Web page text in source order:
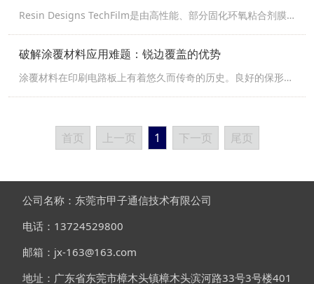
CB 的设计、用料和组装。例如，手工刷PCB涂层材料是一个缓
慢、繁琐的过程；但对于小批量应用来说，还是相当适用的。
无论选择哪种方法，都可能发生基本的应用错误，导致涂层...
Resin Designs TechFilm是由高性能、部分固化环氧粘合剂膜
组成的产品线。这些特殊薄膜粘合剂旨在替代双组分液体环氧树
脂。Techfilm的优势包括干净、精确的粘接厚度和边界、高低温
粘合剂涂层？让我们回顾一下TechFilm粘合剂的独特优势，并
讨论如何最好地实施其独特的应用工艺。 什么是薄膜基粘合
破解涂覆材料应用难题：锐边覆盖的优势
涂覆材料在印刷电路板上有着悠久而传奇的历史。良好的保形涂
层可以保护 PCB 组件免受潮湿、腐蚀、污染物以及其他因素
有一种适合每项工作的最佳涂层或应用方法。这些选择取决于 P
CB 的设计、用料和组装。例如，手工刷PCB涂层材料是一个缓
无论选择哪种方法，都可能发生基本的应用错误，导致涂层...
首页 上一页 1 下一页 尾页
公司名称：东莞市甲子通信技术有限公司
电话：13724529800
邮箱：jx-163@163.com
地址：广东省东莞市樟木头镇樟木头滨河路33号3号楼401